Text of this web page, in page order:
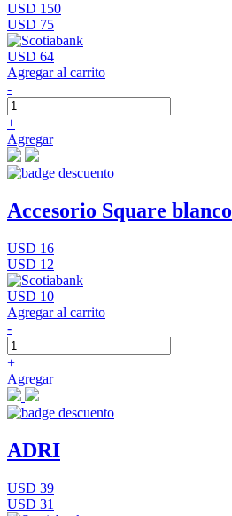
USD 150
USD 75
USD 64
Agregar al carrito
-
+
Agregar
Accesorio Square blanco
USD 16
USD 12
USD 10
Agregar al carrito
-
+
Agregar
ADRI
USD 39
USD 31